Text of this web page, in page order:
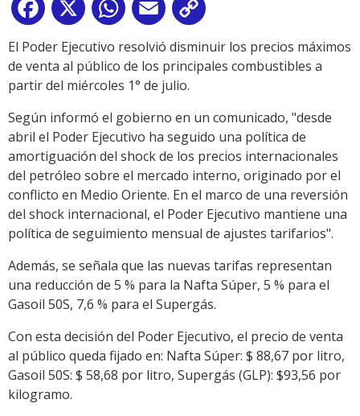
Facebook
X WhatsApp
Email
Link
El Poder Ejecutivo resolvió disminuir los precios máximos
de venta al público de los principales combustibles a
partir del miércoles 1° de julio.
Según informó el gobierno en un comunicado, "desde
abril el Poder Ejecutivo ha seguido una política de
amortiguación del shock de los precios internacionales
del petróleo sobre el mercado interno, originado por el
conflicto en Medio Oriente. En el marco de una reversión
del shock internacional, el Poder Ejecutivo mantiene una
política de seguimiento mensual de ajustes tarifarios".
Además, se señala que las nuevas tarifas representan
una reducción de 5 % para la Nafta Súper, 5 % para el
Gasoil 50S, 7,6 % para el Supergás.
Con esta decisión del Poder Ejecutivo, el precio de venta
al público queda fijado en: Nafta Súper: $ 88,67 por litro,
Gasoil 50S: $ 58,68 por litro, Supergás (GLP): $93,56 por
kilogramo.